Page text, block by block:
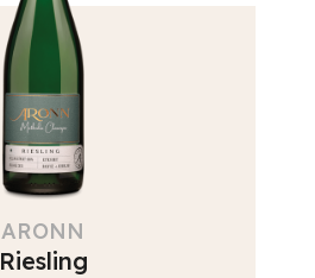
ARONN
Riesling